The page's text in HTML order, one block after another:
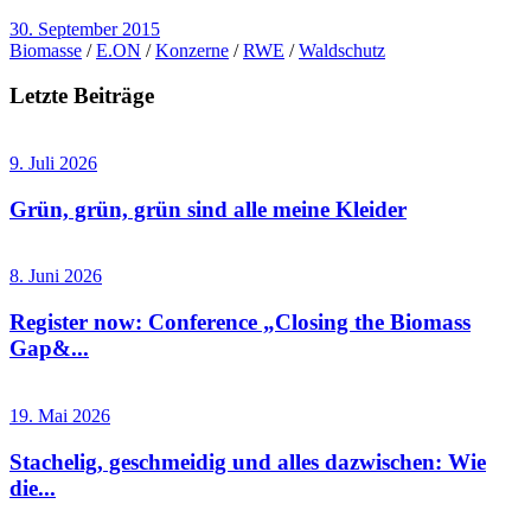
30. September 2015
Biomasse /E.ON /Konzerne /RWE /Waldschutz
Letzte Beiträge
9. Juli 2026
Grün, grün, grün sind alle meine Kleider
8. Juni 2026
Register now: Conference „Closing the Biomass
Gap&...
19. Mai 2026
Stachelig, geschmeidig und alles dazwischen: Wie
die...